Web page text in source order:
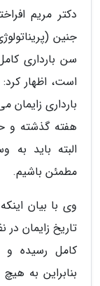
دکتر مریم
جنین
البته باید
مطمئن باشیم.
تاریخ زایمان در
کامل رسیده و
بنابراین به